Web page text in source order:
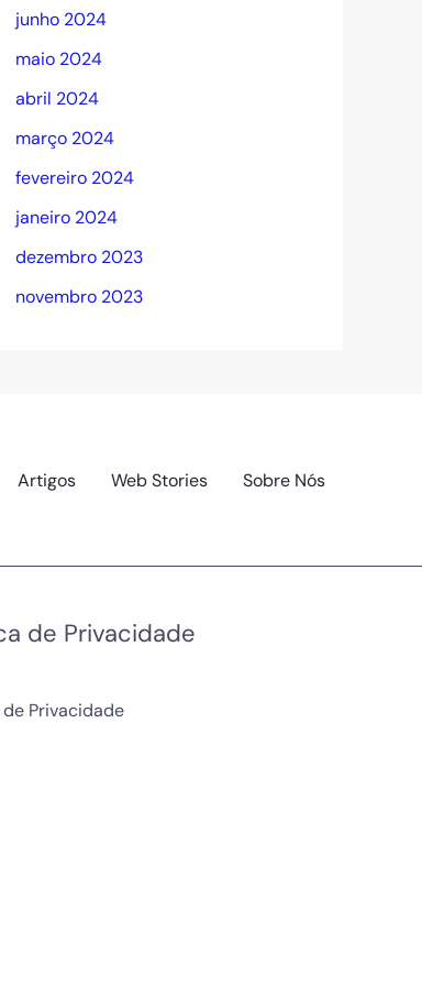
junho 2024
maio 2024
abril 2024
março 2024
fevereiro 2024
janeiro 2024
dezembro 2023
novembro 2023
Artigos Web Stories Sobre Nós
de Privacidade
Privacidade